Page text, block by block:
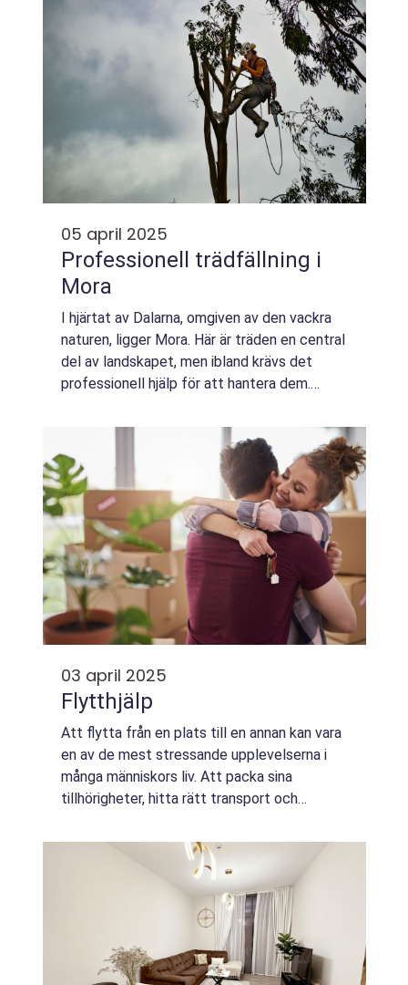
05 april 2025
Professionell trädfällning i
Mora
I hjärtat av Dalarna, omgiven av den vackra
naturen, ligger Mora. Här är träden en central
del av landskapet, men ibland krävs det
professionell hjälp för att hantera dem.
03 april 2025
Flytthjälp
Att flytta från en plats till en annan kan vara
en av de mest stressande upplevelserna i
många människors liv. Att packa sina
tillhörigheter, hitta rätt transport och